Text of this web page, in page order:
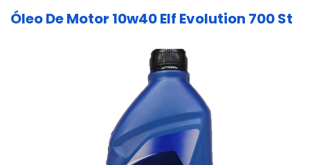
Óleo De Motor 10w40 Elf Evolution 700 St